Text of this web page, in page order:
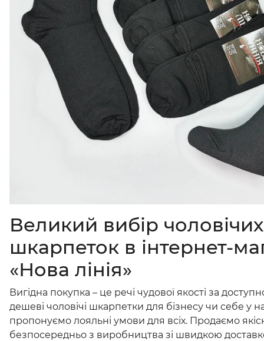
Великий вибір чоловічих
шкарпеток в інтернет-
«Нова лінія»
Вигідна покупка – це речі чудової якості за
дешеві чоловічі шкарпетки для бізнесу чи себе у
пропонуємо лояльні умови для всіх. Продаємо
безпосередньо з виробництва зі швидкою